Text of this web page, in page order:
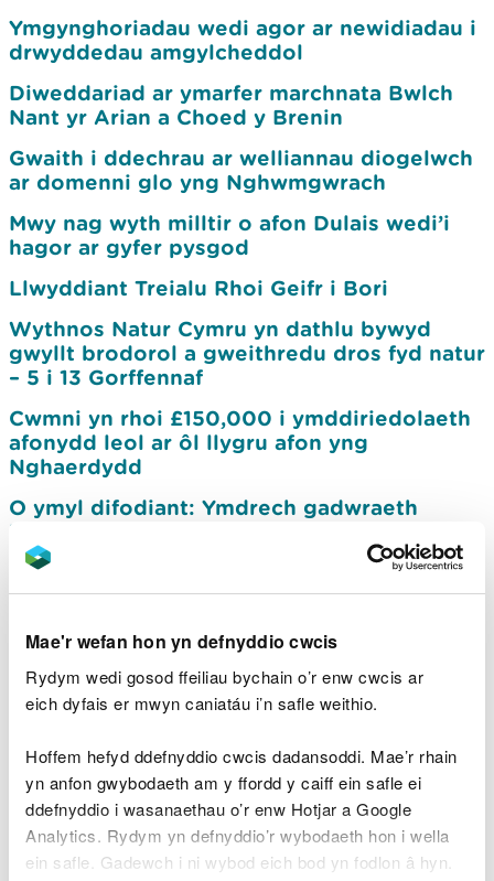
Mae'r wefan hon yn defnyddio cwcis
Rydym wedi gosod ffeiliau bychain o’r enw cwcis ar
eich dyfais er mwyn caniatáu i’n safle weithio.
Hoffem hefyd ddefnyddio cwcis dadansoddi. Mae’r rhain
yn anfon gwybodaeth am y ffordd y caiff ein safle ei
ddefnyddio i wasanaethau o’r enw Hotjar a Google
Analytics. Rydym yn defnyddio’r wybodaeth hon i wella
ein safle. Gadewch i ni wybod eich bod yn fodlon â hyn.
Ymgynghoriadau wedi agor ar newidiadau i
drwyddedau amgylcheddol
Diweddariad ar ymarfer marchnata Bwlch
Nant yr Arian a Choed y Brenin
Gwaith i ddechrau ar welliannau diogelwch
ar domenni glo yng Nghwmgwrach
Mwy nag wyth milltir o afon Dulais wedi’i
hagor ar gyfer pysgod
Llwyddiant Treialu Rhoi Geifr i Bori
Wythnos Natur Cymru yn dathlu bywyd
gwyllt brodorol a gweithredu dros fyd natur
– 5 i 13 Gorffennaf
Cwmni yn rhoi £150,000 i ymddiriedolaeth
afonydd leol ar ôl llygru afon yng
Nghaerdydd
O ymyl difodiant: Ymdrech gadwraeth
ledled Cymru i achub ein cimychiaid afon
brodorol
Gallai cyfle datblygu nodi pennod newydd
morol gwarchodedig Cymru
gwarchodedig Gwastadeddau Gwent
CNC yn cadarnhau ei ymrwymiad i gymuned
Ynys-y-bwl yn dilyn adolygiad o’r cynllun
llifogydd